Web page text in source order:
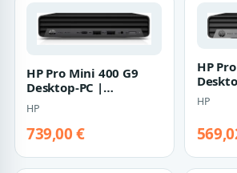
HP Pro Mini 400 G9
Desktop-PC |
937u0ea#abd | Core
i5-14500T - 16GB RA…
HP
739,00 €
HP
HP